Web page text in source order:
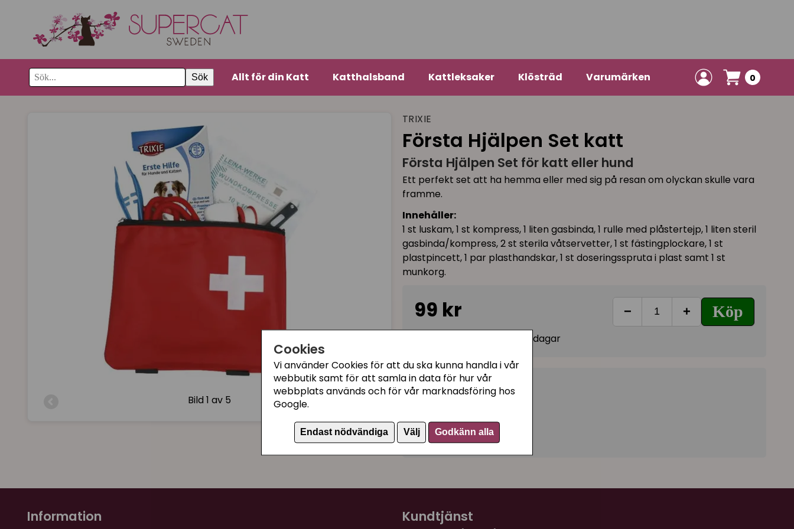
Cookies
Vi använder Cookies för att du ska kunna handla i vår
webbutik samt för att samla in data för hur vår
webbplats används och för vår marknadsföring hos
Google.
Endast nödvändiga Välj Godkänn alla
Sök Allt för din Katt Katthalsband Kattleksaker Klösträd Varumärken 0
Bild 1 av 5
TRIXIE
Första Hjälpen Set katt
Första Hjälpen Set för katt eller hund
Ett perfekt set att ha hemma eller med sig på resan om olyckan skulle vara
framme.
Innehåller:
1 st luskam, 1 st kompress, 1 liten gasbinda, 1 rulle med plåstertejp, 1 liten steril
gasbinda/kompress, 2 st sterila våtservetter, 1 st fästingplockare, 1 st
plastpincett, 1 par plasthandskar, 1 st doseringsspruta i plast samt 1 st
munkorg.
99 kr − + Köp
I lager, leveranstid 1-3 vardagar
Kategorier:
Krage och Body
Artikelnummer: 1929
Information Kundtjänst